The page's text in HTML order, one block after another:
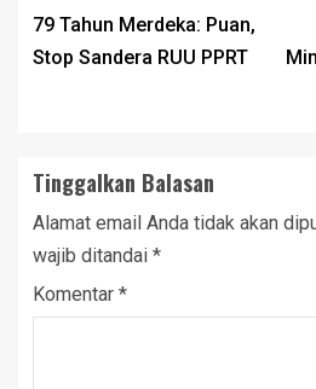
79 Tahun Merdeka: Puan,
Stop Sandera RUU PPRT
Tinggalkan Balasan
Alamat email Anda tidak akan
wajib ditandai *
Komentar *